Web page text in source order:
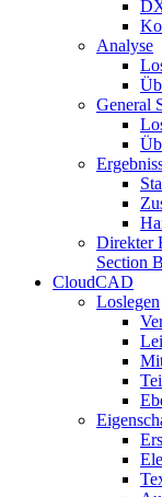
Analyse
General
Direkter
Section
CloudCAD
Loslegen